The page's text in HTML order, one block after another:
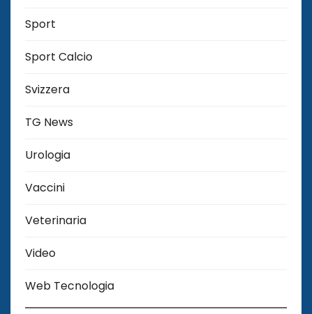
Sport
Sport Calcio
Svizzera
TG News
Urologia
Vaccini
Veterinaria
Video
Web Tecnologia